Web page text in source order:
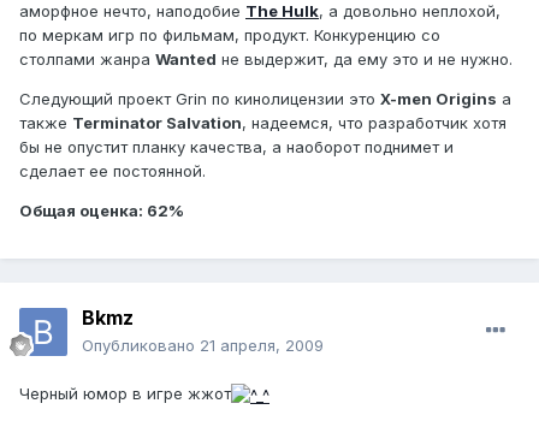
аморфное нечто, наподобие The Hulk, а довольно неплохой,
по меркам игр по фильмам, продукт. Конкуренцию со
столпами жанра Wanted не выдержит, да ему это и не нужно.
Следующий проект Grin по кинолицензии это X-men Origins а
также Terminator Salvation, надеемся, что разработчик хотя
бы не опустит планку качества, а наоборот поднимет и
сделает ее постоянной.
Общая оценка: 62%
Bkmz
Опубликовано 21 апреля, 2009
Черный юмор в игре жжот